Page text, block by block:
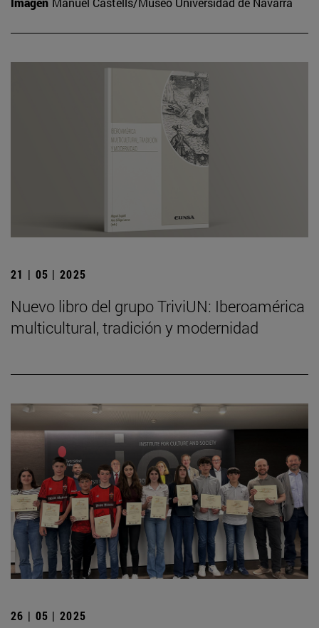
21 | 05 | 2025
Nuevo libro del grupo TriviUN: Iberoamérica
multicultural, tradición y modernidad
26 | 05 | 2025